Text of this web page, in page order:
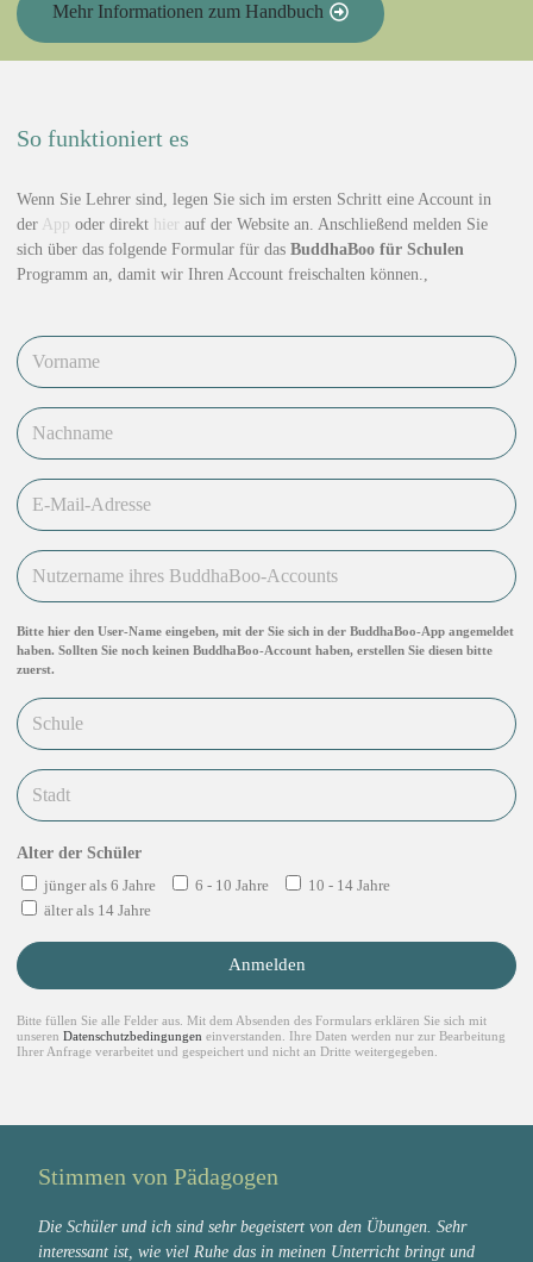
Mehr Informationen zum Handbuch
So funktioniert es
Wenn Sie Lehrer sind, legen Sie sich im ersten Schritt eine Account in
der App oder direkt hier auf der Website an. Anschließend melden Sie
sich über das folgende Formular für dasBuddhaBoo für Schulen
Programm an, damit wir Ihren Account freischalten können.,
Bitte hier den User-Name eingeben, mit der Sie sich in der BuddhaBoo-App angemeldet
haben. Sollten Sie noch keinen BuddhaBoo-Account haben, erstellen Sie diesen bitte
zuerst.
Alter der Schüler
jünger als 6 Jahre 6 - 10 Jahre
10 - 14 Jahre
älter als 14 Jahre
Anmelden
Bitte füllen Sie alle Felder aus. Mit dem Absenden des Formulars erklären Sie sich mit
unserenDatenschutzbedingungen einverstanden. Ihre Daten werden nur zur Bearbeitung
Ihrer Anfrage verarbeitet und gespeichert und nicht an Dritte weitergegeben.
Stimmen von Pädagogen
Die Schüler und ich sind sehr begeistert von den Übungen. Sehr
interessant ist, wie viel Ruhe das in meinen Unterricht bringt und